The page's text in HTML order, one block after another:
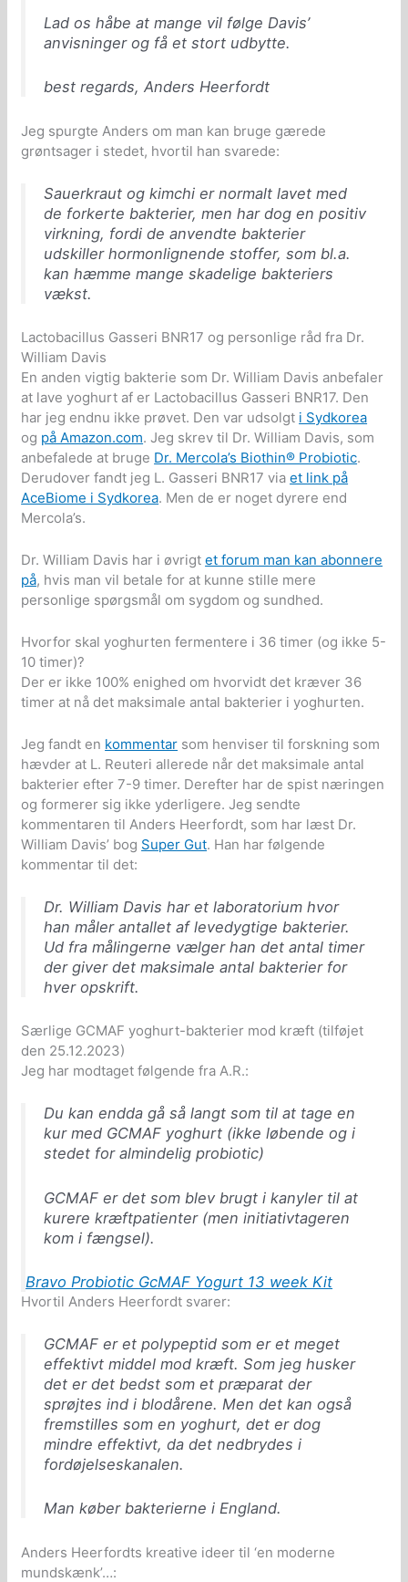
Lad os håbe at mange vil følge Davis’
anvisninger og få et stort udbytte.
best regards, Anders Heerfordt
Jeg spurgte Anders om man kan bruge gærede
grøntsager i stedet, hvortil han svarede:
Sauerkraut og kimchi er normalt lavet med
de forkerte bakterier, men har dog en positiv
virkning, fordi de anvendte bakterier
udskiller hormonlignende stoffer, som bl.a.
kan hæmme mange skadelige bakteriers
vækst.
Lactobacillus Gasseri BNR17 og personlige råd fra Dr.
William Davis
En anden vigtig bakterie som Dr. William Davis anbefaler
at lave yoghurt af er Lactobacillus Gasseri BNR17. Den
har jeg endnu ikke prøvet. Den var udsolgt i Sydkorea
og på Amazon.com. Jeg skrev til Dr. William Davis, som
anbefalede at bruge Dr. Mercola’s Biothin® Probiotic.
Derudover fandt jeg L. Gasseri BNR17 viaet link på
AceBiome i Sydkorea. Men de er noget dyrere end
Mercola’s.
Dr. William Davis har i øvrigtet forum man kan abonnere
på, hvis man vil betale for at kunne stille mere
personlige spørgsmål om sygdom og sundhed.
Hvorfor skal yoghurten fermentere i 36 timer (og ikke 5-
10 timer)?
Der er ikke 100% enighed om hvorvidt det kræver 36
timer at nå det maksimale antal bakterier i yoghurten.
Jeg fandt en kommentar som henviser til forskning som
hævder at L. Reuteri allerede når det maksimale antal
bakterier efter 7-9 timer. Derefter har de spist næringen
og formerer sig ikke yderligere. Jeg sendte
kommentaren til Anders Heerfordt, som har læst Dr.
William Davis’ bog Super Gut. Han har følgende
kommentar til det:
Dr. William Davis har et laboratorium hvor
han måler antallet af levedygtige bakterier.
Ud fra målingerne vælger han det antal timer
der giver det maksimale antal bakterier for
hver opskrift.
Særlige GCMAF yoghurt-bakterier mod kræft (tilføjet
den 25.12.2023)
Jeg har modtaget følgende fra A.R.:
Du kan endda gå så langt som til at tage en
kur med GCMAF yoghurt (ikke løbende og i
stedet for almindelig probiotic)
GCMAF er det som blev brugt i kanyler til at
kurere kræftpatienter (men initiativtageren
kom i fængsel).
Bravo Probiotic GcMAF Yogurt 13 week Kit
Hvortil Anders Heerfordt svarer:
GCMAF er et polypeptid som er et meget
effektivt middel mod kræft. Som jeg husker
det er det bedst som et præparat der
sprøjtes ind i blodårene. Men det kan også
fremstilles som en yoghurt, det er dog
mindre effektivt, da det nedbrydes i
fordøjelseskanalen.
Man køber bakterierne i England.
Anders Heerfordts kreative ideer til ‘en moderne
mundskænk’…: